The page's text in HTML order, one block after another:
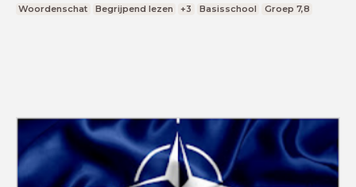
Woordenschat Begrijpend lezen +3 Basisschool Groep 7,8